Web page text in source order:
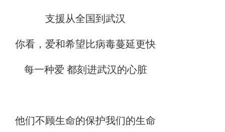
支援从全国到武汉
你看，爱和希望比病毒蔓延更快
每一种爱 都刻进武汉的心脏
他们不顾生命的保护我们的生命